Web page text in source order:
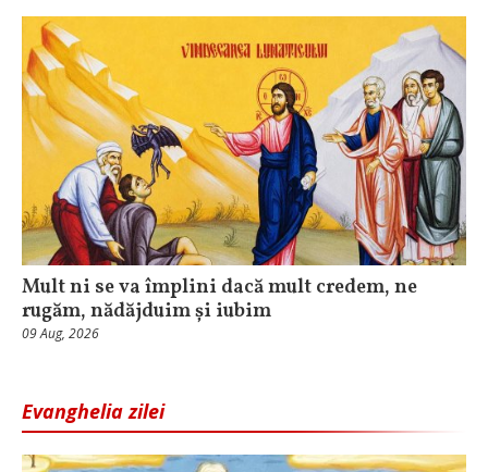
Mult ni se va împlini dacă mult credem, ne
rugăm, nădăjduim și iubim
09 Aug, 2026
Evanghelia zilei